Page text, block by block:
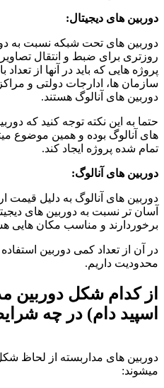
دوربین های دیجیتال:
دوربین های تحت شبکه نسبت به
روزتری برای ضبط و انتقال تصاویر
پروژه هایی که باید در آنها از
سازمان ها، ادارجات دولتی و
دوربین های آنالوگ هستند.
حتما به این نکته توجه کنید که
های آنالوگ بوده و همین موضوع
تمام شده پروژه ایجاد کند.
دوربین های آنالوگ:
دوربین های آنالوگ به دلیل قیمت
آسان تر نسبت به دوربین های
برخوردارند و مناسب مکان هایی
در آن از تعداد کمی دوربین
محدودیت داریم.
از کدام شکل دوربین
اسپید دام) در چه
دوربین های مداربسته از لحاظ
میشوند: